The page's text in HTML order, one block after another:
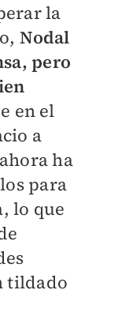
la
Nodal
pero
en el
a
ha
para
lo que
tildado